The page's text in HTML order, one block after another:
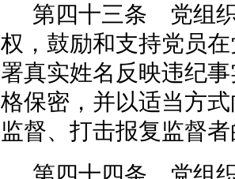
第四十三条 党组
权，鼓励和支持党员
署真实姓名反映违纪
格保密，并以适当方
监督、打击报复监督